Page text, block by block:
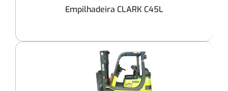
Empilhadeira CLARK C45L